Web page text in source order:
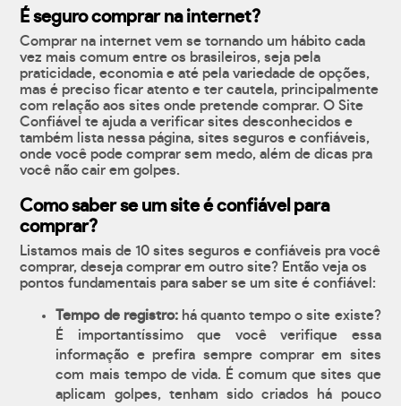
É seguro comprar na internet?
Comprar na internet vem se tornando um hábito cada
vez mais comum entre os brasileiros, seja pela
praticidade, economia e até pela variedade de opções,
mas é preciso ficar atento e ter cautela, principalmente
com relação aos sites onde pretende comprar. O Site
Confiável te ajuda a verificar sites desconhecidos e
também lista nessa página, sites seguros e confiáveis,
onde você pode comprar sem medo, além de dicas pra
você não cair em golpes.
Como saber se um site é confiável para
comprar?
Listamos mais de 10 sites seguros e confiáveis pra você
comprar, deseja comprar em outro site? Então veja os
pontos fundamentais para saber se um site é confiável:
Tempo de registro:há quanto tempo o site existe?
É importantíssimo que você verifique essa
informação e prefira sempre comprar em sites
com mais tempo de vida. É comum que sites que
aplicam golpes, tenham sido criados há pouco